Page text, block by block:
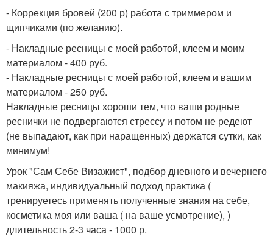
- Коррекция бровей (200 р) работа с триммером и
щипчиками (по желанию).
- Накладные ресницы с моей работой, клеем и моим
материалом - 400 руб.
- Накладные ресницы с моей работой, клеем и вашим
материалом - 250 руб.
Накладные ресницы хороши тем, что ваши родные
реснички не подвергаются стрессу и потом не редеют
(не выпадают, как при наращенных) держатся сутки, как
минимум!
Урок "Сам Себе Визажист", подбор дневного и вечернего
макияжа, индивидуальный подход практика (
тренируетесь применять полученные знания на себе,
косметика моя или ваша ( на ваше усмотрение), )
длительность 2-3 часа - 1000 р.